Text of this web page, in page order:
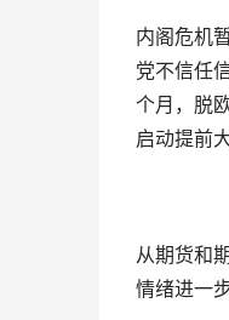
内阁危机
党不信任
个月，脱
启动提前
从期货和
情绪进一